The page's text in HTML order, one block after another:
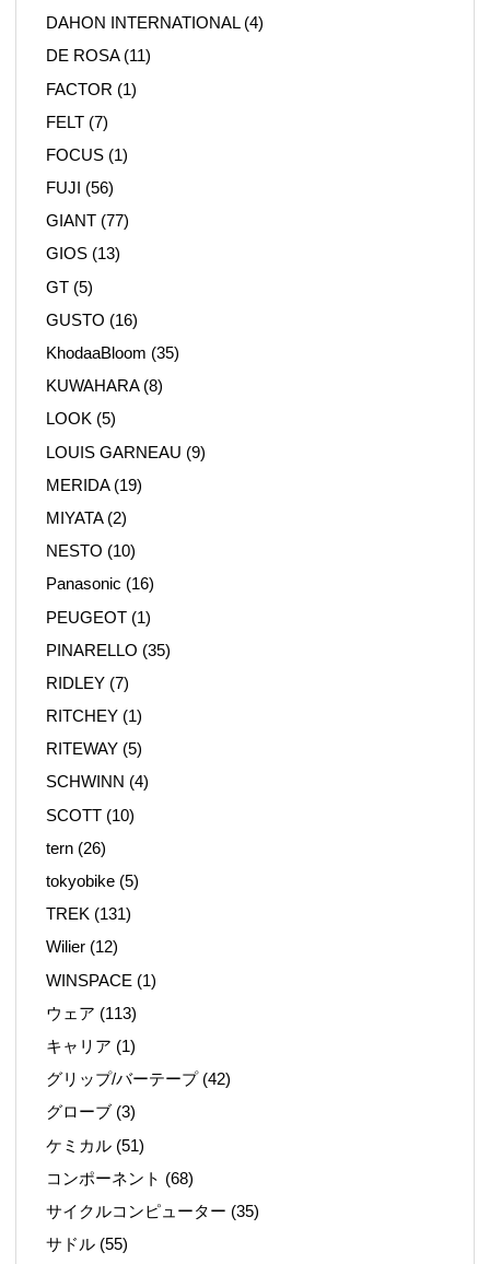
DAHON INTERNATIONAL(4)
DE ROSA(11)
FACTOR (1)
FELT (7)
FOCUS (1)
FUJI (56)
GIANT (77)
GIOS (13)
GT (5)
GUSTO (16)
KhodaaBloom (35)
KUWAHARA(8)
LOOK (5)
LOUIS GARNEAU (9)
MERIDA(19)
MIYATA(2)
NESTO (10)
Panasonic (16)
PEUGEOT (1)
PINARELLO (35)
RIDLEY (7)
RITCHEY (1)
RITEWAY (5)
SCHWINN (4)
SCOTT (10)
tern (26)
tokyobike (5)
TREK (131)
Wilier (12)
WINSPACE (1)
ウェア (113)
キャリア (1)
グリップ/バーテープ(42)
グローブ (3)
ケミカル (51)
コンポーネント (68)
サイクルコンピューター (35)
サドル (55)